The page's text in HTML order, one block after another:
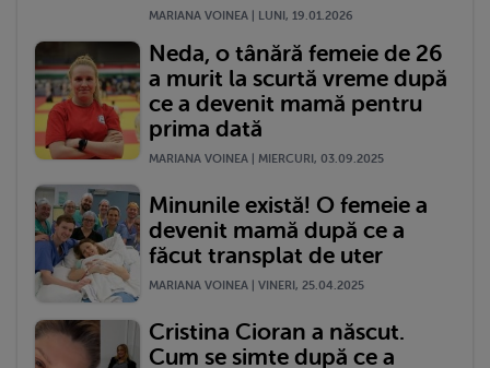
MARIANA VOINEA | LUNI, 19.01.2026
Neda, o tânără femeie de 26
a murit la scurtă vreme după
ce a devenit mamă pentru
prima dată
MARIANA VOINEA | MIERCURI, 03.09.2025
Minunile există! O femeie a
devenit mamă după ce a
făcut transplat de uter
MARIANA VOINEA | VINERI, 25.04.2025
Cristina Cioran a născut.
Cum se simte după ce a